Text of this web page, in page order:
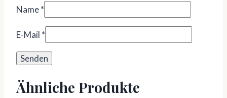
Name*
E-Mail *
Ähnliche Produkte